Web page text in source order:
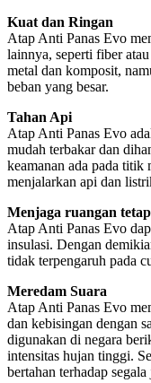
Kuat dan Ringan
Atap Anti Panas Evo
lainnya, seperti fiber
metal dan komposit,
beban yang besar.
Tahan Api
Atap Anti Panas Evo
mudah terbakar dan
keamanan ada pada
menjalarkan api dan
Menjaga ruangan
Atap Anti Panas Evo
insulasi. Dengan
tidak terpengaruh pada
Meredam Suara
Atap Anti Panas Evo
dan kebisingan dengan
digunakan di negara
intensitas hujan tinggi.
bertahan terhadap segala